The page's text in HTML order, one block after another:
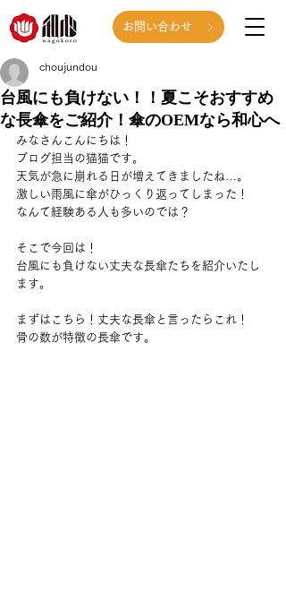
お問い合わせ
台風にも負けない！！夏こそおすすめ
な長傘をご紹介！傘のOEMなら和心へ
choujundou
みなさんこんにちは！
ブログ担当の猫猫です。
天気が急に崩れる日が増えてきましたね…。
激しい雨風に傘がひっくり返ってしまった！
なんて経験ある人も多いのでは？
そこで今回は！
台風にも負けない丈夫な長傘たちを紹介いたし
ます。
まずはこちら！丈夫な長傘と言ったらこれ！
骨の数が特徴の長傘です。